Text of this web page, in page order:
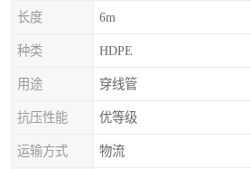
长度 6m
种类 HDPE
用途 穿线管
抗压性能 优等级
运输方式 物流